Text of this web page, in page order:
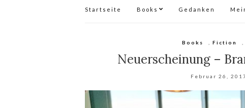
Startseite Books Gedanken
Books Fiction
Neuerscheinung –
Februar 26,